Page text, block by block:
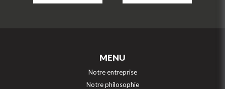
MENU
Notre entreprise
Notre philosophie